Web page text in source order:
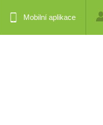
Mobilní aplikace